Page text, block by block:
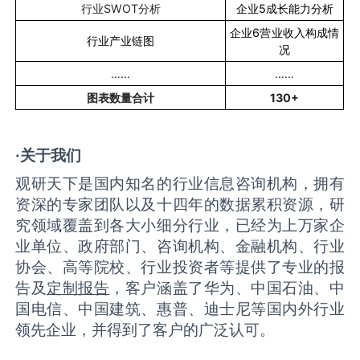
行业SWOT分析 企业5成长能力分析
行业产业链图
企业6营业收入构成情
况
……
……
图表数量合计
130+
·关于我们
观研天下是国内知名的行业信息咨询机构，拥有
资深的专家团队以及十四年的数据累积资源，研
究领域覆盖到各大小细分行业，已经为上万家企
业单位、政府部门、咨询机构、金融机构、行业
协会、高等院校、行业投资者等提供了专业的报
告及定制报告 ，客户涵盖了华为、中国石油、中
国电信、中国建筑、惠普、迪士尼等国内外行业
领先企业，并得到了客户的广泛认可。